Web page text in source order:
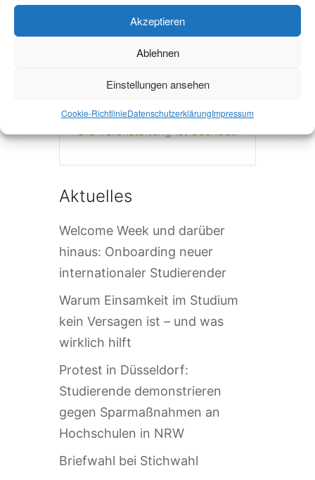
Akzeptieren
Ablehnen
Einstellungen ansehen
Cookie-RichtlinieDatenschutzerklärungImpressum
Die Veranstaltung ist beendet.
Aktuelles
Welcome Week und darüber
hinaus: Onboarding neuer
internationaler Studierender
Warum Einsamkeit im Studium
kein Versagen ist – und was
wirklich hilft
Protest in Düsseldorf:
Studierende demonstrieren
gegen Sparmaßnahmen an
Hochschulen in NRW
Briefwahl bei Stichwahl